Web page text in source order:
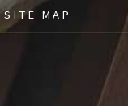
SITE MAP